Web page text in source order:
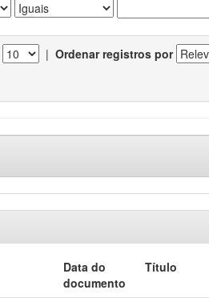
| Ordenar registros por
Data do
documento
Título